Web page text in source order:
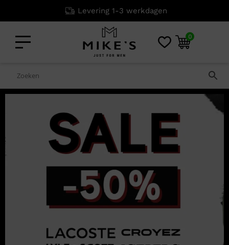
Niet goed? Geld terug!
0